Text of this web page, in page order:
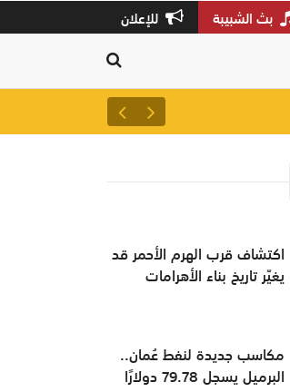
بث الشبيبة للإعلان
سلطنة عمان ثالثًا عالميًا في
اكتشاف قرب الهرم الأحمر قد
يغيّر تاريخ بناء الأهرامات
مكاسب جديدة لنفط عُمان..
البرميل يسجل 79.78 دولارًا